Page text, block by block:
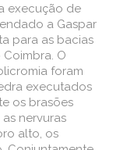
execução de
a Gaspar
para as bacias
O
foram
executados
os brasões
nervuras
alto, os